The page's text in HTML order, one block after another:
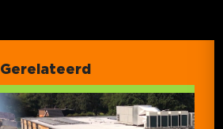
Gerelateerd